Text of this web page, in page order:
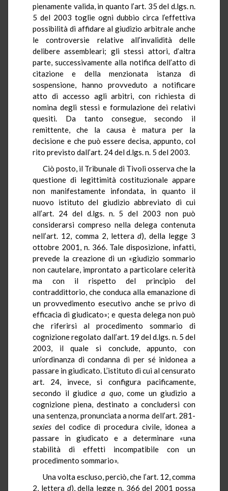
pienamente valida, in quanto l’art. 35 del d.lgs. n.
5 del 2003 toglie ogni dubbio circa l’effettiva
possibilità di affidare al giudizio arbitrale anche
le controversie relative all’invalidità delle
delibere assembleari; gli stessi attori, d’altra
parte, successivamente alla notifica dell’atto di
citazione e della menzionata istanza di
sospensione, hanno provveduto a notificare
atto di accesso agli arbitri, con richiesta di
nomina degli stessi e formulazione dei relativi
quesiti. Da tanto consegue, secondo il
remittente, che la causa è matura per la
decisione e che può essere decisa, appunto, col
rito previsto dall’art. 24 del d.lgs. n. 5 del 2003.
Ciò posto, il Tribunale di Tivoli osserva che la
questione di legittimità costituzionale appare
non manifestamente infondata, in quanto il
nuovo istituto del giudizio abbreviato di cui
all’art. 24 del d.lgs. n. 5 del 2003 non può
considerarsi compreso nella delega contenuta
nell’art. 12, comma 2, letterad), della legge 3
ottobre 2001, n. 366. Tale disposizione, infatti,
prevede la creazione di un «giudizio sommario
non cautelare, improntato a particolare celerità
ma con il rispetto del principio del
contraddittorio, che conduca alla emanazione di
un provvedimento esecutivo anche se privo di
efficacia di giudicato»; e questa delega non può
che riferirsi al procedimento sommario di
cognizione regolato dall’art. 19 del d.lgs. n. 5 del
2003, il quale si conclude, appunto, con
un’ordinanza di condanna di per sé inidonea a
passare in giudicato. L’istituto di cui al censurato
art. 24, invece, si configura pacificamente,
secondo il giudice a quo, come un giudizio a
cognizione piena, destinato a concludersi con
una sentenza, pronunciata a norma dell’art. 281-
sexies del codice di procedura civile, idonea a
passare in giudicato e a determinare «una
stabilità di effetti incompatibile con un
procedimento sommario».
Una volta escluso, perciò, che l’art. 12, comma
2, lettera d), della legge n. 366 del 2001 possa